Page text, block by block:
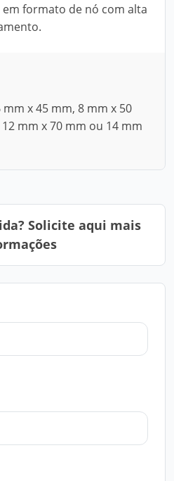
formato de nó com alta
x 45 mm, 8 mm x 50
mm x 70 mm ou 14 mm
Solicite aqui mais